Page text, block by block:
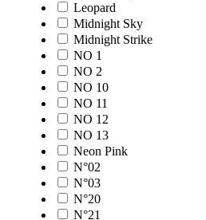
Leopard
Midnight Sky
Midnight Strike
NO 1
NO 2
NO 10
NO 11
NO 12
NO 13
Neon Pink
N°02
N°03
N°20
N°21